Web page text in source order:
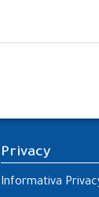
Privacy
Informativa